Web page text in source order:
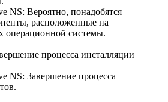
NS: Вероятно, понадобятся
расположенные на
операционной системы.
NS: Завершение процесса